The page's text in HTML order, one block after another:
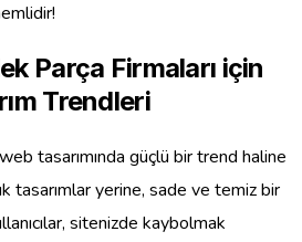
Parça Firmaları için
Trendleri
tasarımında güçlü bir trend haline
tasarımlar yerine, sade ve temiz bir
sitenizde kaybolmak